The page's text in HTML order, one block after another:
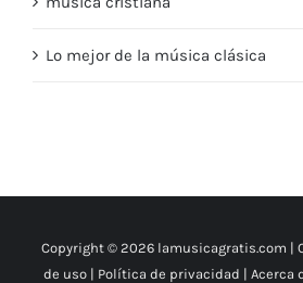
Lo mejor de la música clásica
Copyright © 2026 lamusicagratis.com |
de uso| Política de privacidad | Acerca